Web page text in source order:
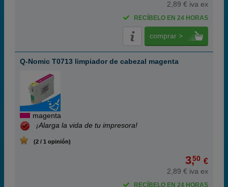
2,89 € iva ex
RECÍBELO EN 24 HORAS
comprar >
Q-Nomic T0713 limpiador de cabezal magenta
magenta
¡Alarga la vida de tu impresora!
(2 / 1 opinión)
3,50 €
2,89 € iva ex
RECÍBELO EN 24 HORAS